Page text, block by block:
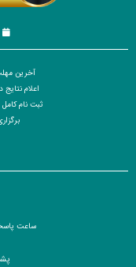
آخرین مهلت
اعلام نتایج داوری
ثبت نام کامل
برگزاری
ساعت